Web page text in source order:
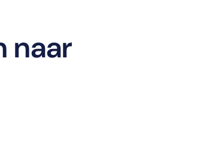
naar